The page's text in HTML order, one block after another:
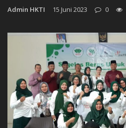
Admin HKTI 15 Juni 2023 0